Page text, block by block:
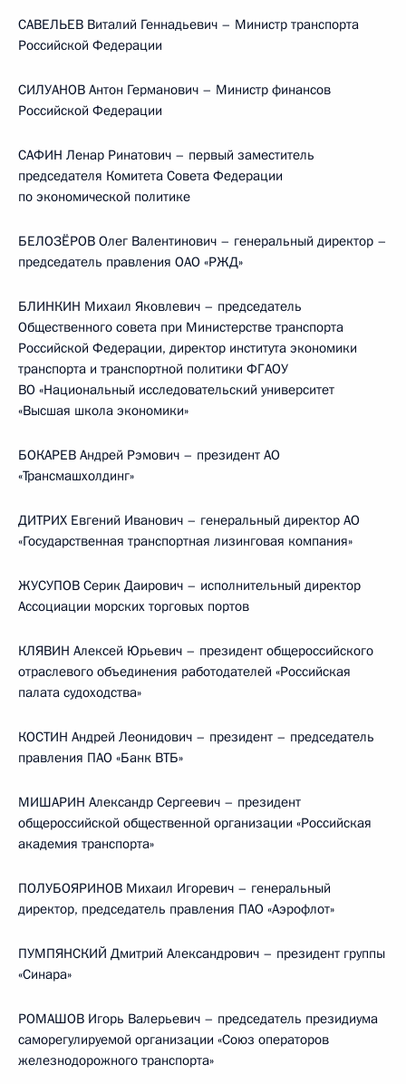
САВЕЛЬЕВ Виталий Геннадьевич – Министр транспорта
Российской Федерации
СИЛУАНОВ Антон Германович – Министр финансов
Российской Федерации
САФИН Ленар Ринатович – первый заместитель
председателя Комитета Совета Федерации
по экономической политике
БЕЛОЗЁРОВ Олег Валентинович – генеральный директор –
председатель правления ОАО «РЖД»
БЛИНКИН Михаил Яковлевич – председатель
Общественного совета при Министерстве транспорта
Российской Федерации, директор института экономики
транспорта и транспортной политики ФГАОУ
ВО «Национальный исследовательский университет
«Высшая школа экономики»
БОКАРЕВ Андрей Рэмович – президент АО
«Трансмашхолдинг»
ДИТРИХ Евгений Иванович – генеральный директор АО
«Государственная транспортная лизинговая компания»
ЖУСУПОВ Серик Даирович – исполнительный директор
Ассоциации морских торговых портов
КЛЯВИН Алексей Юрьевич – президент общероссийского
отраслевого объединения работодателей «Российская
палата судоходства»
КОСТИН Андрей Леонидович – президент – председатель
правления ПАО «Банк ВТБ»
МИШАРИН Александр Сергеевич – президент
общероссийской общественной организации «Российская
академия транспорта»
ПОЛУБОЯРИНОВ Михаил Игоревич – генеральный
директор, председатель правления ПАО «Аэрофлот»
ПУМПЯНСКИЙ Дмитрий Александрович – президент группы
«Синара»
РОМАШОВ Игорь Валерьевич – председатель президиума
саморегулируемой организации «Союз операторов
железнодорожного транспорта»